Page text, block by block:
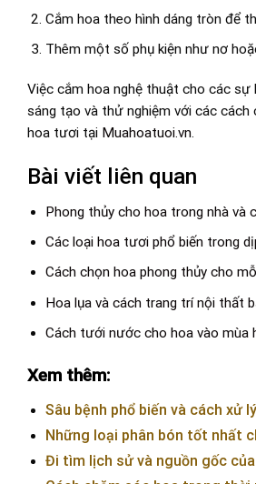
Cắm hoa theo hình dáng tròn để
Thêm một số phụ kiện như nơ
Việc cắm hoa nghệ thuật cho các
sáng tạo và thử nghiệm với các
hoa tươi tại Muahoatuoi.vn.
Bài viết liên quan
Phong thủy cho hoa trong nhà và
Các loại hoa tươi phổ biến trong
Cách chọn hoa phong thủy cho
Hoa lụa và cách trang trí nội thất
Cách tưới nước cho hoa vào mùa
Xem thêm:
Sâu bệnh phổ biến và cách xử
Những loại phân bón tốt nhất
Đi tìm lịch sử và nguồn gốc